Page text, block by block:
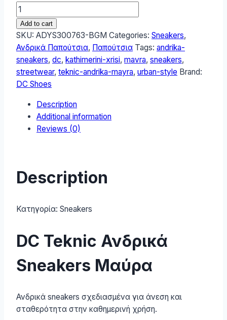
DC
Shoes
DC
Teknic
Ανδρικά
Sneakers
Μαύρα
BGM
quantity
Add to cart
SKU: ADYS300763-BGM Categories: Sneakers,
Ανδρικά Παπούτσια, Παπούτσια Tags: andrika-
sneakers, dc, kathimerini-xrisi, mavra, sneakers,
streetwear, teknic-andrika-mayra, urban-style Brand:
DC Shoes
Description
Additional information
Reviews (0)
Description
Κατηγορία: Sneakers
DC Teknic Ανδρικά
Sneakers Μαύρα
Ανδρικά sneakers σχεδιασμένα για άνεση και
σταθερότητα στην καθημερινή χρήση.